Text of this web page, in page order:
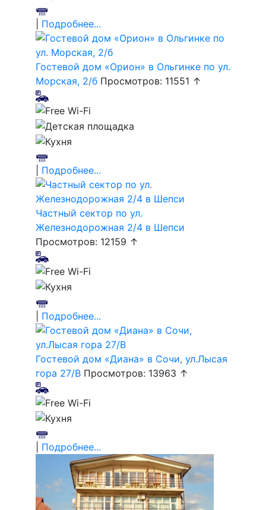
Подробнее...
Гостевой дом «Орион» в Ольгинке по ул.
Морская, 2/б Просмотров: 11551 ↑
Подробнее...
Частный сектор по ул.
Железнодорожная 2/4 в Шепси
Просмотров: 12159 ↑
Подробнее...
Гостевой дом «Диана» в Сочи, ул.Лысая
гора 27/В Просмотров: 13963 ↑
Подробнее...